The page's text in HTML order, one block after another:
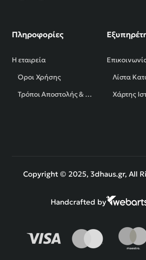
Πληροφορίες
Η εταιρεία
Όροι Χρήσης
Τρόποι Αποστολής & Πληρωμής
Λίστα
Χάρτης
Copyright © 2025, 3dhaus.gr, All
Handcrafted by